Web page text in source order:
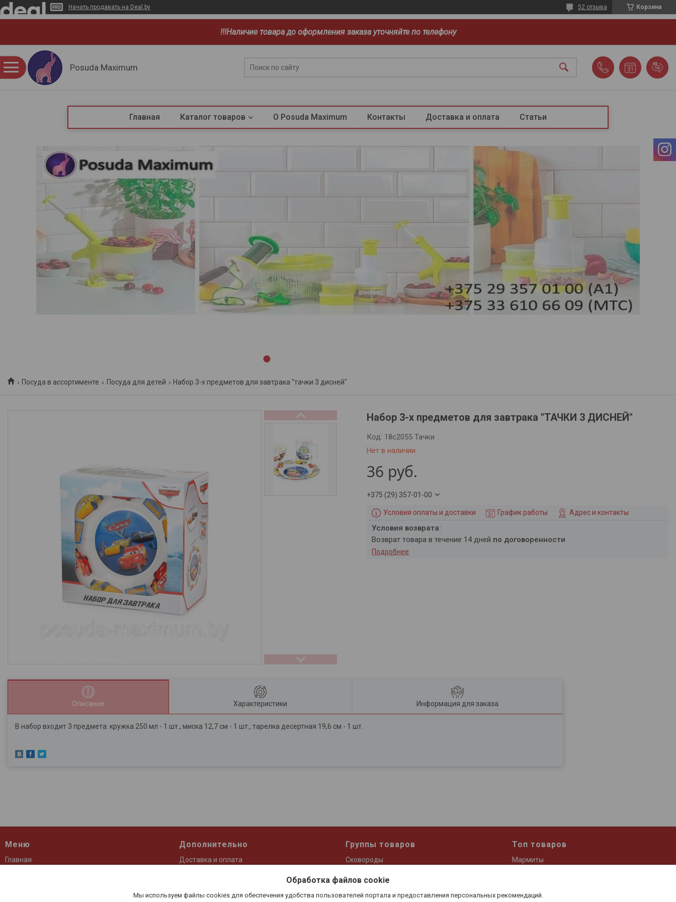
Начать продавать на Deal.by Корзина
52 отзыва
!!!Наличие товара до оформления заказа уточняйте по телефону
Posuda Maximum
Главная Каталог товаров О Posuda Maximum Контакты Доставка и оплата Статьи
Посуда в ассортименте Посуда для детей Набор 3-х предметов для завтрака "тачки 3 дисней"
Набор 3-х предметов для завтрака "ТАЧКИ 3 ДИСНЕЙ"
Нет в наличии
Код: 18с2055 Тачки
36 руб.
+375 (29) 357-01-00
Условия оплаты и доставки График работы Адрес и контакты
возврат товара в течение 14 дней по договоренности
Подробнее
Описание Характеристики Информация для заказа
В набор входит 3 предмета: кружка 250 мл - 1 шт., миска 12,7 см - 1 шт., тарелка десертная 19,6 см - 1 шт.
Меню
Главная
Дополнительно
Доставка и оплата
Группы товаров
Сковороды
Топ товаров
Мармиты
Обработка файлов cookie
Мы используем файлы cookies для обеспечения удобства пользователей портала и предоставления персональных рекомендаций.